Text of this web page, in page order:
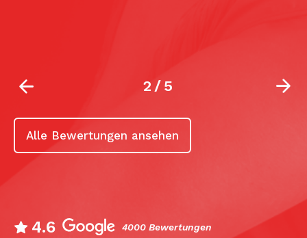
2/5
Alle Bewertungen ansehen
4.6 4000 Bewertungen